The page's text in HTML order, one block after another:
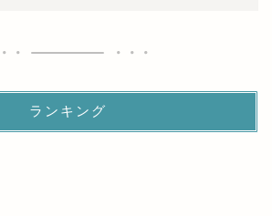
ランキング